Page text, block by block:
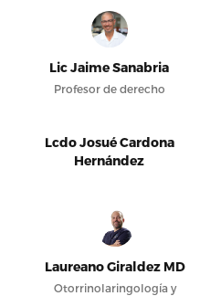
Lic Jaime Sanabria
Profesor de derecho
Lcdo Josué Cardona
Hernández
Laureano Giraldez MD
Otorrinolaringología y